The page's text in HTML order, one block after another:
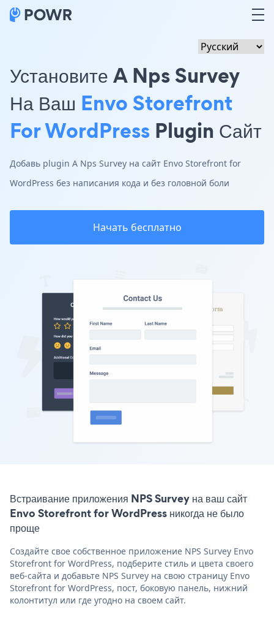
Установите A Nps Survey
На Ваш Envo Storefront
For WordPress Plugin Сайт
Добавь plugin A Nps Survey на сайт Envo Storefront for
WordPress без написания кода и без головной боли
Начать бесплатно
Встраивание приложения NPS Survey на ваш сайт
Envo Storefront for WordPress никогда не было
проще
Создайте свое собственное приложение NPS Survey Envo
Storefront for WordPress, подберите стиль и цвета своего
веб-сайта и добавьте NPS Survey на свою страницу Envo
Storefront for WordPress, пост, боковую панель, нижний
колонтитул или где угодно на своем сайт.